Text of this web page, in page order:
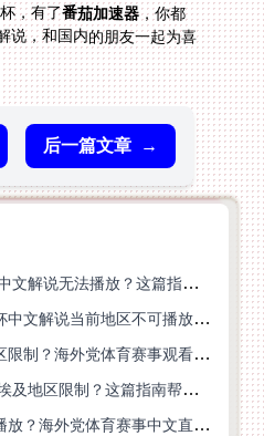
，有了番茄加速器，你都
能随时享受国内平台的中文解说，和国内的朋友一起为喜
后一篇文章 →
在新加坡看CCTV5世界杯中文解说无法播放？这篇指南帮你解锁海外体育直播自由
在加拿大看咪咕视频世界杯中文解说当前地区不可播放？这篇指南帮你一键解决
在日本看央视频世界杯地区限制？海外党体育赛事观看终极指南
在国外看世界杯阿根廷VS埃及地区限制？这篇指南帮你搞定中文直播+解说
在香港看抖音世界杯无法播放？海外党体育赛事中文直播终极指南